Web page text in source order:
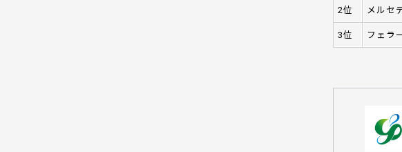
2位 メルセ
3位 フェラ